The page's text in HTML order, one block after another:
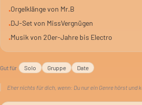
Erwarte eine eklektische Nacht. Musik,
•Orgelklänge von Mr.B
•DJ-Set von MissVergnügen
•Musik von 20er-Jahre bis Electro
Gut für Solo Gruppe Date
Eher nichts für dich, wenn: Du nur ein Genre hörst und